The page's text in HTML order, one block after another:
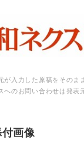
が入力した原稿をそのま
へのお問い合わせは発表
画像